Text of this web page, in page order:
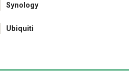
Synology
Ubiquiti